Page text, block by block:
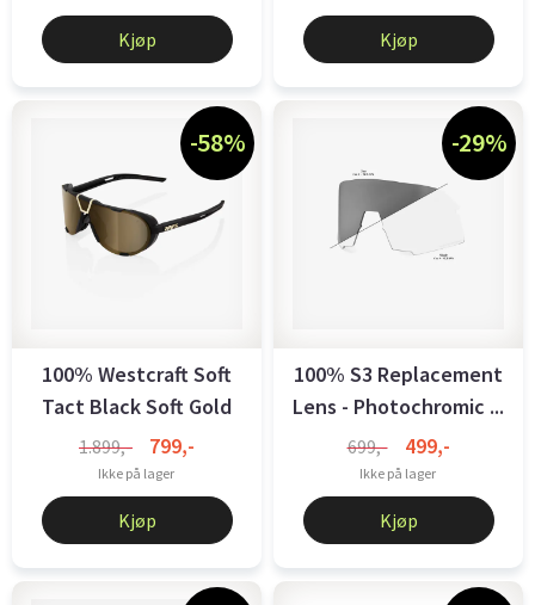
Kjøp Kjøp
-58%
100% Westcraft Soft
Tact Black Soft Gold
1.899,- 799,-
Ikke på lager
Kjøp
-29%
100% S3 Replacement
Lens - Photochromic ...
699,- 499,-
Ikke på lager
Kjøp